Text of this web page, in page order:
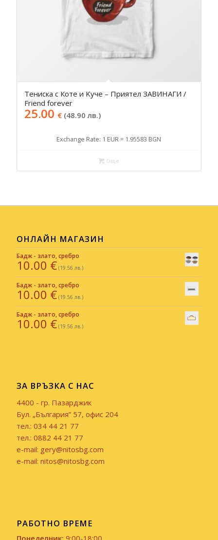
Тениска с Коте и Kуче – Приятел ЗАВИНАГИ /
Friend forever
25.00 €(48.90 лв.)
Exchange Rate: 1 EUR = 1.95583 BGN
Още
ОНЛАЙН МАГАЗИН
Бадж - злато, сребро
10.00 €(19.56 лв.)
Бадж - злато, сребро
10.00 €(19.56 лв.)
Бадж - злато, сребро
10.00 €(19.56 лв.)
ЗА ВРЪЗКА С НАС
4400 - гр. Пазарджик
Бул. „България” 57, офис 204
тел.: 034 44 21 77
тел.: 0882 44 21 77
e-mail: gery@nitosbg.com
e-mail: nitos@nitosbg.com
РАБОТНО ВРЕМЕ
Понеделник: 9:00-18:00